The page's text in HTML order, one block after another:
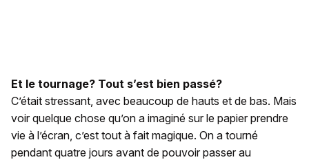
Et le tournage? Tout s’est bien passé?
C’était stressant, avec beaucoup de hauts et de bas. Mais
voir quelque chose qu’on a imaginé sur le papier prendre
vie à l’écran, c’est tout à fait magique. On a tourné
pendant quatre jours avant de pouvoir passer au